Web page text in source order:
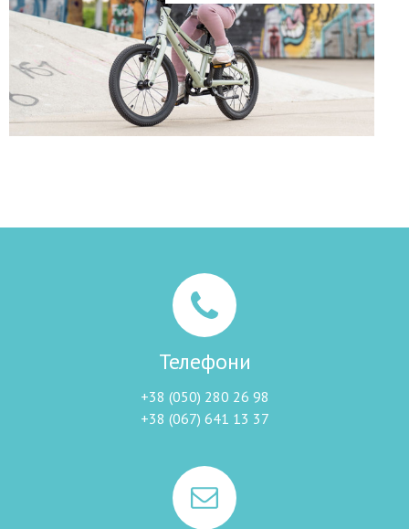
Телефони
+38 (050) 280 26 98
+38 (067) 641 13 37